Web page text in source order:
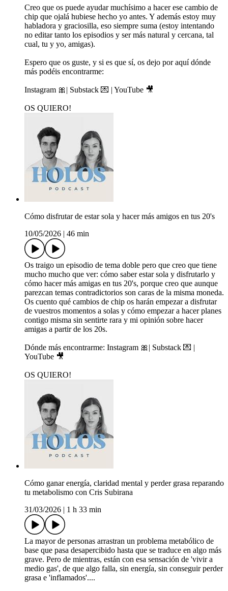
Creo que os puede ayudar muchísimo a hacer ese cambio de
chip que ojalá hubiese hecho yo antes. Y además estoy muy
habladora y graciosilla, eso siempre suma (estoy intentando
no editar tanto los episodios y ser más natural y cercana, tal
cual, tu y yo, amigas).
Espero que os guste, y si es que sí, os dejo por aquí dónde
más podéis encontrarme:
⁠Instagram ⁠🎀| ⁠Substack 💌⁠ | ⁠YouTube 🎥⁠
OS QUIERO!
Cómo disfrutar de estar sola y hacer más amigos en tus 20's
10/05/2026
46 min
Os traigo un episodio de tema doble pero que creo que tiene
mucho mucho que ver: cómo saber estar sola y disfrutarlo y
cómo hacer más amigas en tus 20's, porque creo que aunque
parezcan temas contradictorios son caras de la misma moneda.
Os cuento qué cambios de chip os harán empezar a disfrutar
de vuestros momentos a solas y cómo empezar a hacer planes
contigo misma sin sentirte rara y mi opinión sobre hacer
amigas a partir de los 20s.
Dónde más encontrarme: Instagram 🎀| Substack 💌 |
YouTube 🎥
OS QUIERO!
Cómo ganar energía, claridad mental y perder grasa reparando
tu metabolismo con Cris Subirana
31/03/2026
1 h 33 min
La mayor de personas arrastran un problema metabólico de
base que pasa desapercibido hasta que se traduce en algo más
grave. Pero de mientras, están con esa sensación de 'vivir a
medio gas', de que algo falla, sin energía, sin conseguir perder
grasa e 'inflamados'....